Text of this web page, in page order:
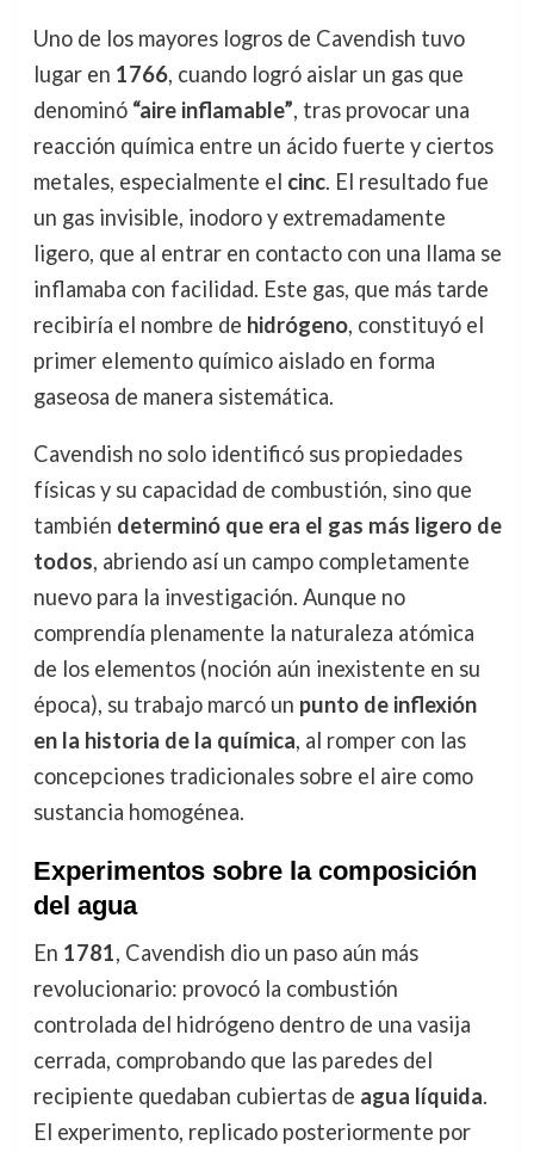
Uno de los mayores logros de Cavendish tuvo
lugar en 1766, cuando logró aislar un gas que
denominó “aire inflamable”, tras provocar una
reacción química entre un ácido fuerte y ciertos
metales, especialmente el cinc. El resultado fue
un gas invisible, inodoro y extremadamente
ligero, que al entrar en contacto con una llama se
inflamaba con facilidad. Este gas, que más tarde
recibiría el nombre de hidrógeno, constituyó el
primer elemento químico aislado en forma
gaseosa de manera sistemática.
Cavendish no solo identificó sus propiedades
físicas y su capacidad de combustión, sino que
también determinó que era el gas más ligero de
todos, abriendo así un campo completamente
nuevo para la investigación. Aunque no
comprendía plenamente la naturaleza atómica
de los elementos (noción aún inexistente en su
época), su trabajo marcó un punto de inflexión
en la historia de la química, al romper con las
concepciones tradicionales sobre el aire como
sustancia homogénea.
Experimentos sobre la composición
del agua
En 1781, Cavendish dio un paso aún más
revolucionario: provocó la combustión
controlada del hidrógeno dentro de una vasija
cerrada, comprobando que las paredes del
recipiente quedaban cubiertas de agua líquida.
El experimento, replicado posteriormente por